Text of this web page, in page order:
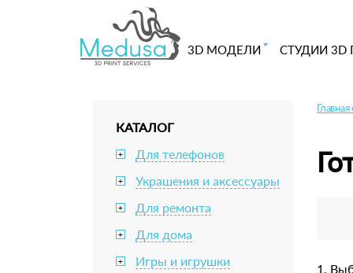
3D МОДЕЛИ СТУДИИ 3D
КАТАЛОГ
+ Для телефонов
+ Украшения и аксессуары
+ Для ремонта
+ Для дома
+ Игры и игрушки
1.